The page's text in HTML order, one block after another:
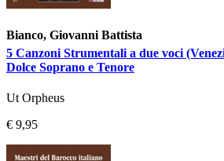
Bianco, Giovanni Battista
5 Canzoni Strumentali a due voci
Dolce Soprano e Tenore
Ut Orpheus
€ 9,95